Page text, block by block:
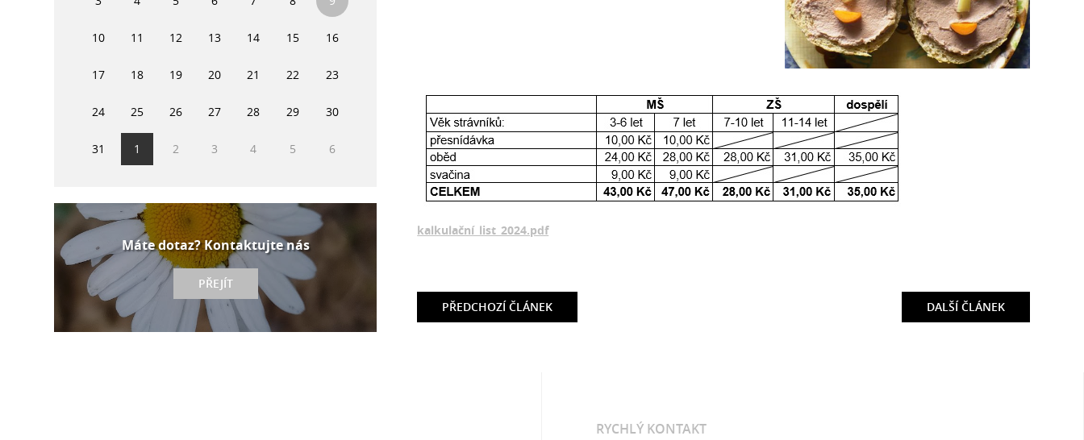
kalkulační_list_2024.pdf
DALŠÍ ČLÁNEK
PŘEDCHOZÍČLÁNEK
10 11 12 13 14 15 16
17 18 19 20 21 22 23
24 25 26 27 28 29 30
31 1 2 3 4 5 6
Máte dotaz? Kontaktujte nás
PŘEJÍT
RYCHLÝ KONTAKT